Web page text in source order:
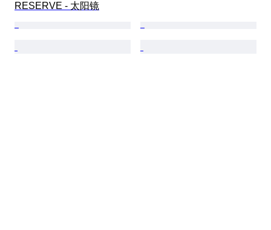
RESERVE - 太阳镜